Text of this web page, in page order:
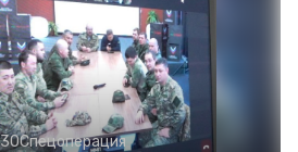
Спецоперация